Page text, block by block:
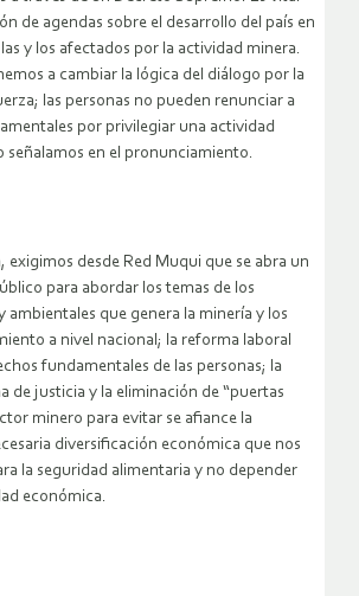
de agendas sobre el desarrollo del país en
y los afectados por la actividad minera.
a cambiar la lógica del diálogo por la
las personas no pueden renunciar a
por privilegiar una actividad
señalamos en el pronunciamiento.
exigimos desde Red Muqui que se abra un
para abordar los temas de los
ambientales que genera la minería y los
a nivel nacional; la reforma laboral
fundamentales de las personas; la
de justicia y la eliminación de “puertas
minero para evitar se afiance la
diversificación económica que nos
la seguridad alimentaria y no depender
económica.